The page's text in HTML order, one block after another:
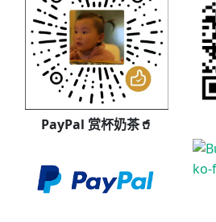
PayPal 赏杯奶茶🥤